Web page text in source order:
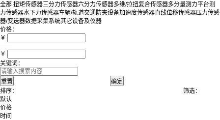
全部 扭矩传感器三分力传感器六分力传感器多维/拉扭复合传感器多分量测力平台测
力传感器水下力传感器车辆/轨道交通防夹设备加速度传感器直线位移传感器压力传感
器/变送器数据采集系统其它设备及仪器
价格：
￥
——
￥
关键词：
排序：
默认
价格
时间
筛选：